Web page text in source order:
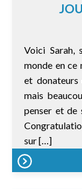
Voici Sarah,
monde en ce
et donateurs
mais
penser et de
sur […]